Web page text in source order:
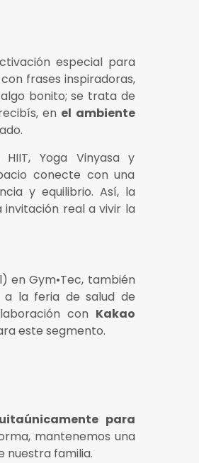
especial para
frases inspiradoras,
bonito; se trata de
en el ambiente
Yoga Vinyasa y
conecte con una
y equilibrio. Así, la
invitación real a vivir la
en Gym•Tec, también
a la feria de salud de
con Kakao
este segmento.
únicamente para
mantenemos una
nuestra familia.